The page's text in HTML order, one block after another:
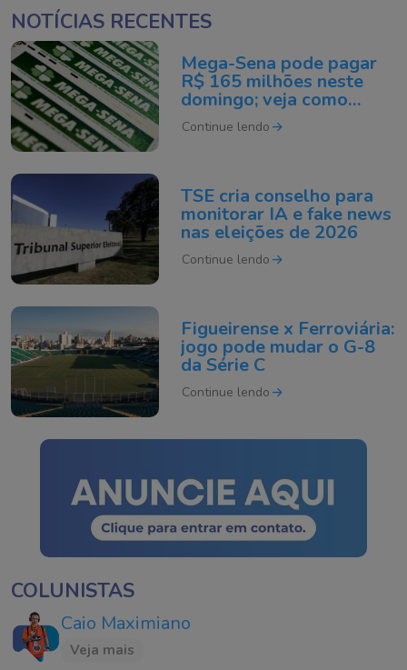
NOTÍCIAS RECENTES
Mega-Sena pode pagar
R$ 165 milhões neste
domingo; veja como
apostar
Continue lendo
TSE cria conselho para
monitorar IA e fake news
nas eleições de 2026
Continue lendo
Figueirense x Ferroviária:
jogo pode mudar o G-8
da Série C
Continue lendo
COLUNISTAS
Caio Maximiano
Veja mais